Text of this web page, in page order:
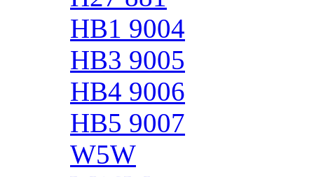
HB1 9004
HB3 9005
HB4 9006
HB5 9007
W5W